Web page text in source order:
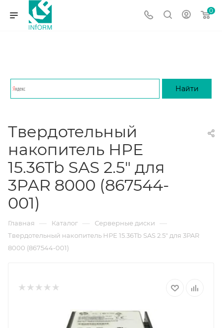
0
Твердотельный
накопитель HPE
15.36Tb SAS 2.5" для
3PAR 8000 (867544-
001)
Главная — Каталог — Серверные диски —
Твердотельный накопитель HPE 15.36Tb SAS 2.5" для 3PAR
8000 (867544-001)